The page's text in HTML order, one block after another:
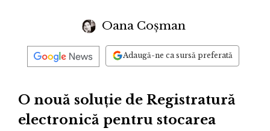
Oana Coșman
Adaugă-ne ca sursă preferată
O nouă soluție de Registratură
electronică pentru stocarea